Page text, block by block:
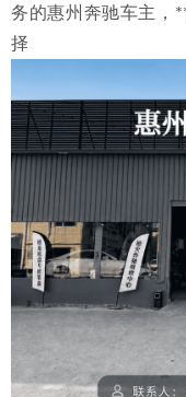
务的惠州奔驰车主，